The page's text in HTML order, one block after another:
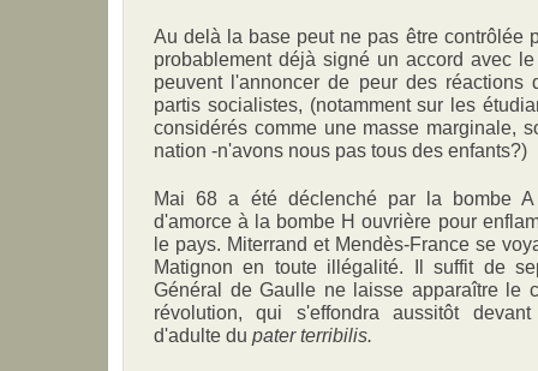
Au delà la base peut ne pas être contrôlée
probablement déjà signé un accord avec
peuvent l'annoncer de peur des
partis socialistes, (notamment sur les
considérés comme une masse marginale,
nation -n'avons nous pas tous des enfants?)
Mai 68 a été déclenché par la bombe
d'amorce à la bombe H ouvrière pour
le pays. Miterrand et Mendès-France se
Matignon en toute illégalité. Il suffit de
Général de Gaulle ne laisse apparaître le
révolution, qui s'effondra aussitôt
d'adulte du pater terribilis.